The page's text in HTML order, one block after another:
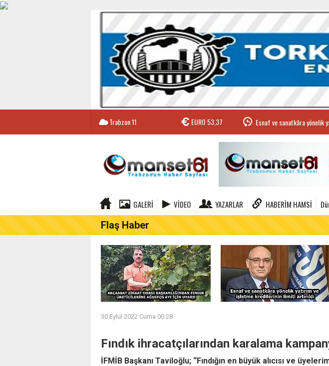
Trabzon11 EURO53,37 Esnaf ve sanatkâra yönelik
GALERI VIDEO YAZARLAR HABERIM HAMSI
Flaş Haber
AKÇAABAT ZİRAAT ODASI BAŞKANLIĞINDAN
30 Eylül 2022 Cuma 00:28
Fındık ihracatçılarından karalama
İFMİB Başkanı Taviloğlu; “Fındığın en büyük alıcısı ve